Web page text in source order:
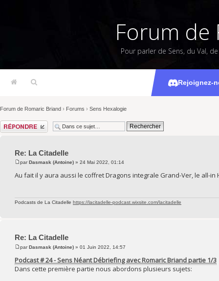
Forum de
Pour parler de Sens, du Val,
Rejoignez-
Forum de Romaric Briand › Forums › Sens Hexalogie
Répondre
Re: La Citadelle
parDasmask (Antoine) » 24 Mai 2022, 01:14
Au fait il y aura aussi le coffret Dragons integrale Grand-Ver, le all-
Podcasts de La Citadelle https://lacitadelle-podcast.wixsite.com/lacitadelle
Re: La Citadelle
parDasmask (Antoine) » 01 Juin 2022, 14:57
Podcast # 24 - Sens Néant Débriefing avec Romaric Briand partie 1/3
Dans cette première partie nous abordons plusieurs sujets: